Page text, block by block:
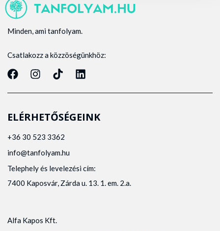
Minden, ami tanfolyam.
Csatlakozz a közzöségünkhöz:
ELÉRHETŐSÉGEINK
+36 30 523 3362
info@tanfolyam.hu
Telephely és levelezési cím:
7400 Kaposvár, Zárda u. 13. 1. em. 2.a.
Alfa Kapos Kft.